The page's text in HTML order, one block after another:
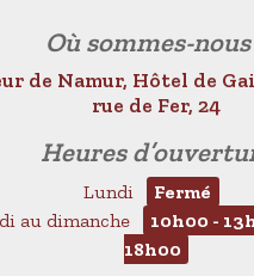
Où sommes-nous
de Namur, Hôtel de
rue de Fer, 24
Heures
Lundi
Fermé
au dimanche
10h00 -
18h00